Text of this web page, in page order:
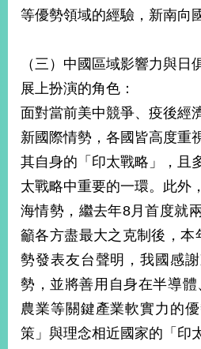
絡
我
等優勢領域的經驗，新南向
（三）中國區域影響力與日
展上扮演的角色：
面對當前美中競爭、疫後經
新國際情勢，各國皆高度重
其自身的「印太戰略」，且
太戰略中重要的一環。此外
海情勢，繼去年8月首度就
籲各方盡最大之克制後，本
勢發表友台聲明，我國感
勢，並將善用自身在半導
農業等關鍵產業軟實力的
策」與理念相近國家的「印